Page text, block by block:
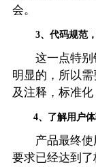
会。
3、代码规范
这一点特别
明显的，所以
及注释，标准
4、了解用户
产品最终使
要求已经达到